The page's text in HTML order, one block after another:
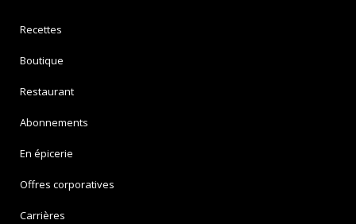
Recettes
Boutique
Restaurant
Abonnements
En épicerie
Offres corporatives
Carrières